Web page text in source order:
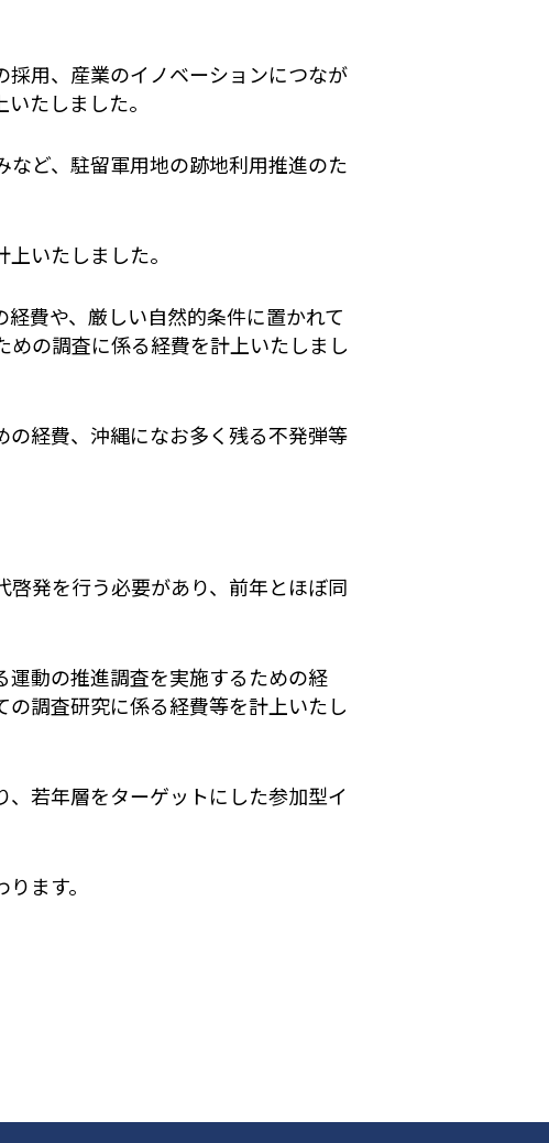
用、産業のイノベーションにつなが
たしました。
ど、駐留軍用地の跡地利用推進のた
いたしました。
費や、厳しい自然的条件に置かれて
の調査に係る経費を計上いたしまし
経費、沖縄になお多く残る不発弾等
発を行う必要があり、前年とほぼ同
動の推進調査を実施するための経
調査研究に係る経費等を計上いたし
若年層をターゲットにした参加型イ
ます。